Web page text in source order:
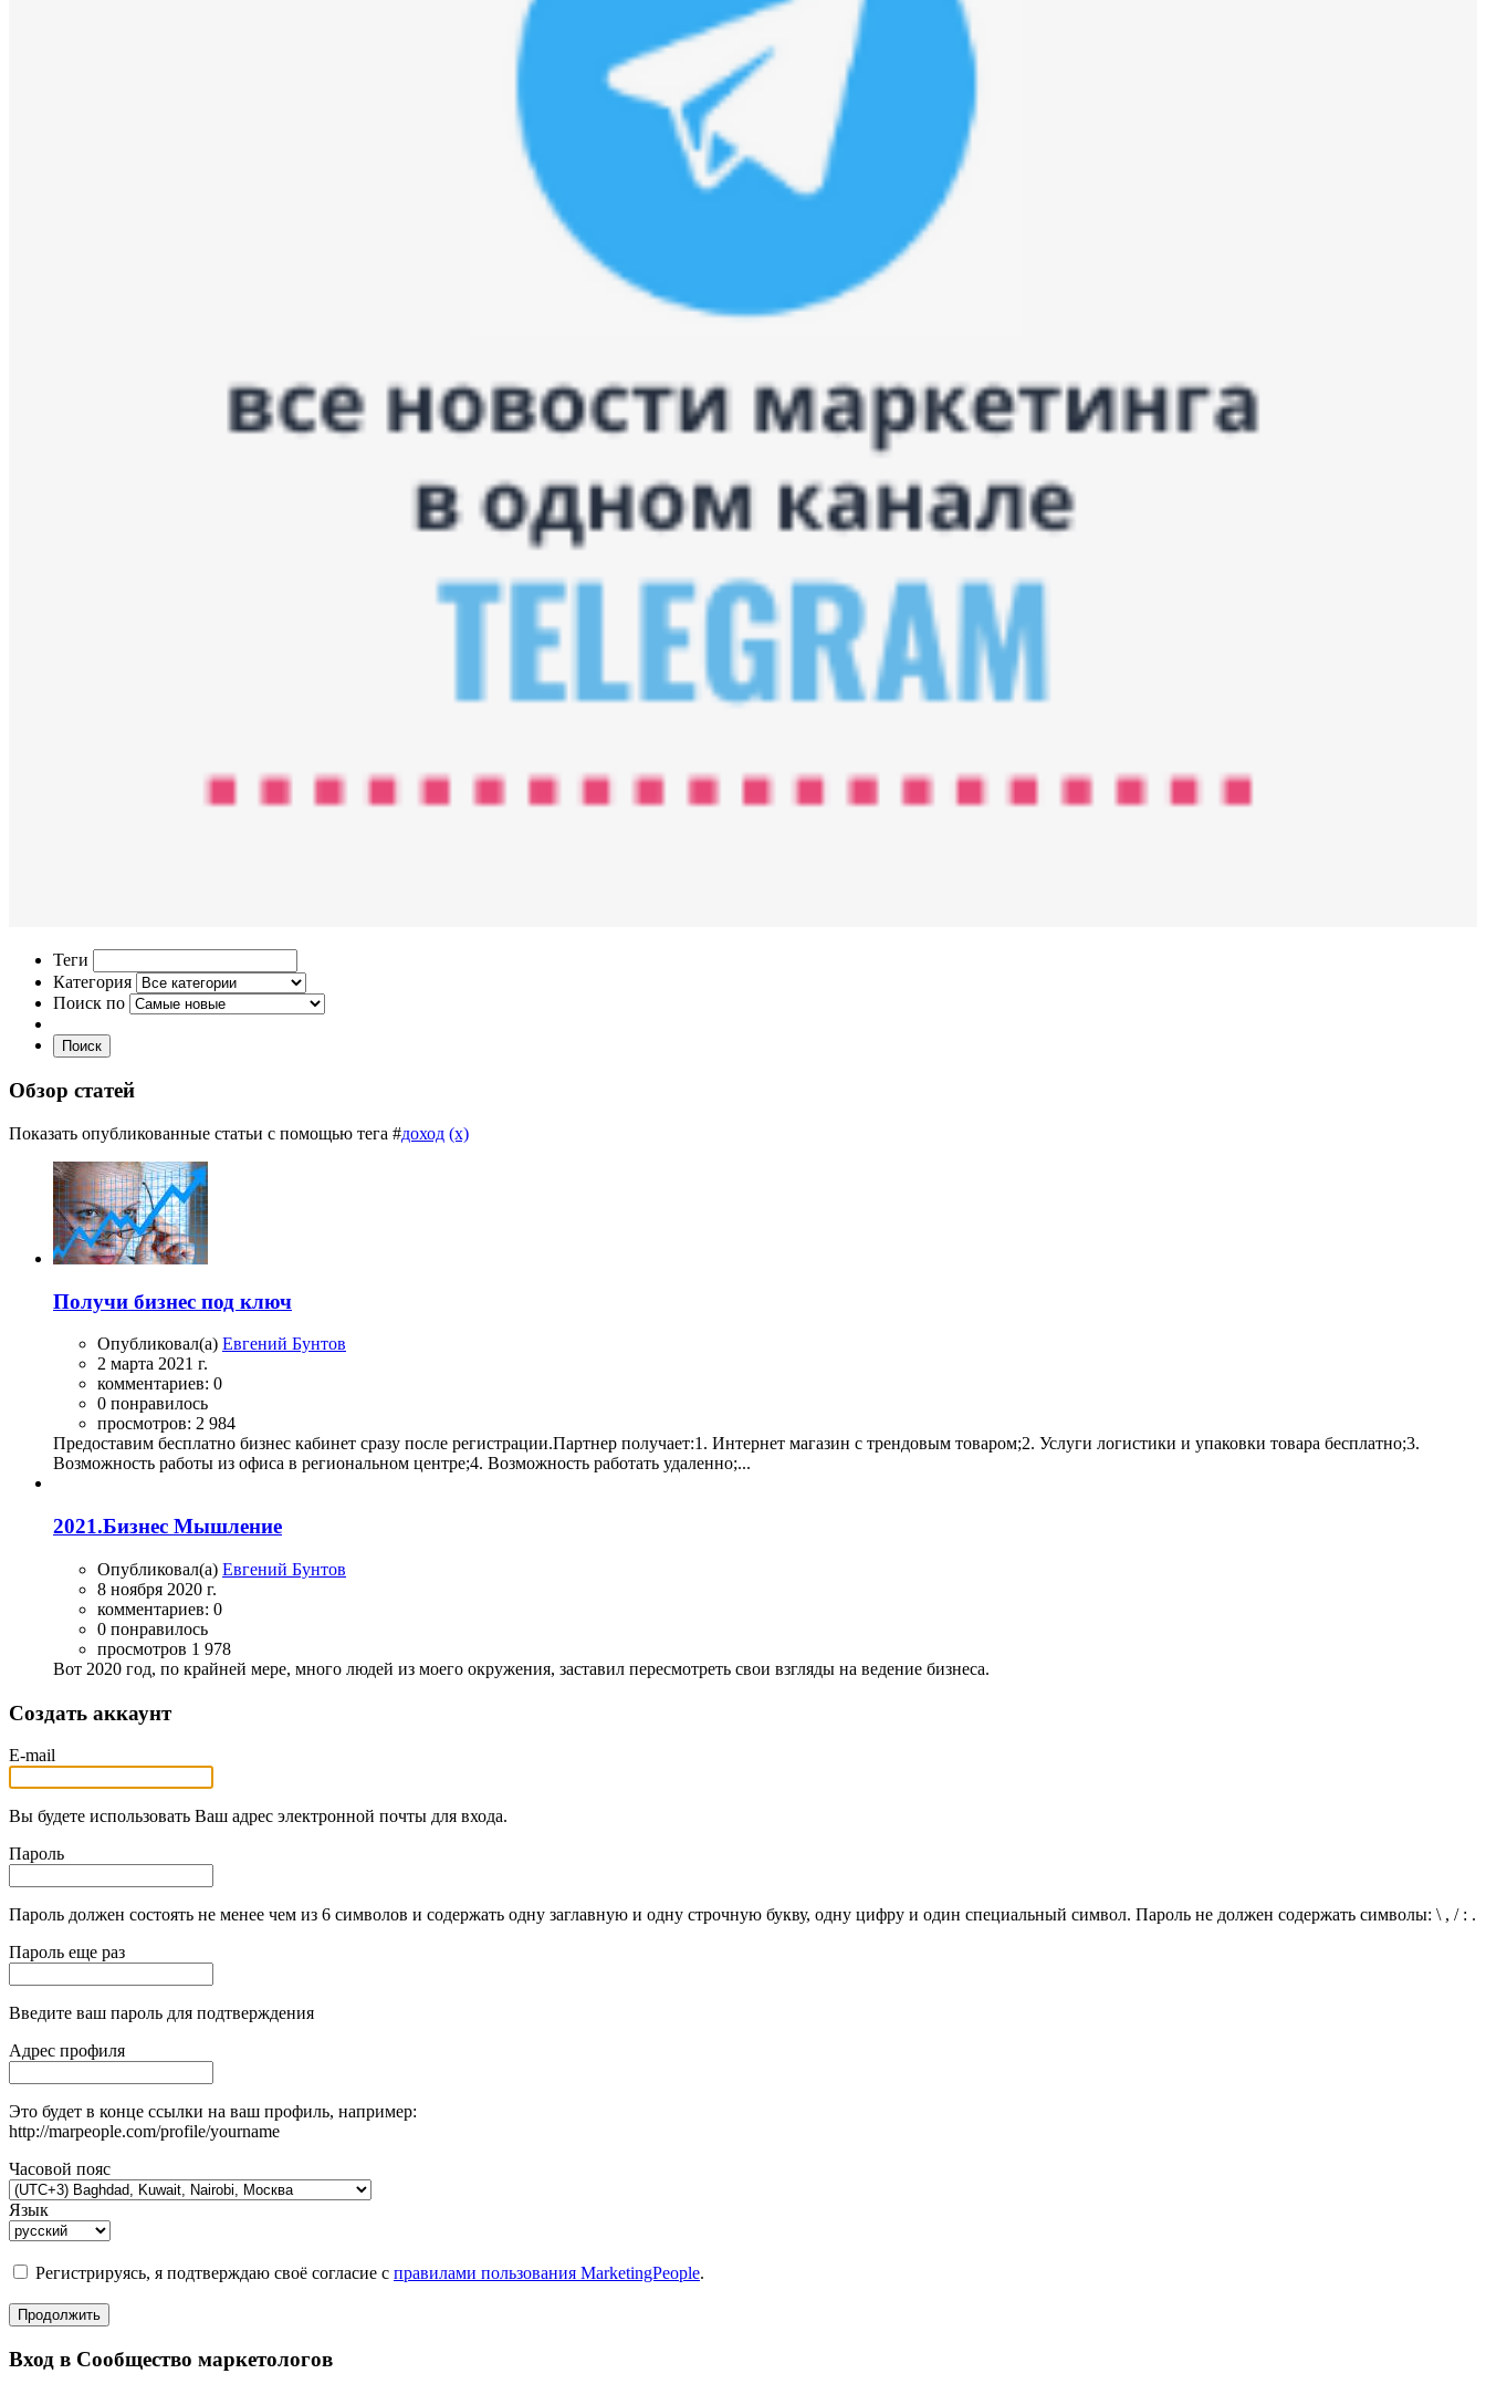
Теги
Категория
Поиск по
Поиск
Обзор статей
Показать опубликованные статьи с помощью тега #доход (x)
Получи бизнес под ключ
Опубликовал(а) Евгений Бунтов
2 марта 2021 г.
комментариев: 0
0 понравилось
просмотров: 2 984
Предоставим бесплатно бизнес кабинет сразу после регистрации.Партнер получает:1. Интернет магазин с трендовым товаром;2. Услуги логистики и упаковки товара бесплатно;3.
Возможность работы из офиса в региональном центре;4. Возможность работать удаленно;...
2021.Бизнес Мышление
Опубликовал(а) Евгений Бунтов
8 ноября 2020 г.
комментариев: 0
0 понравилось
просмотров 1 978
Вот 2020 год, по крайней мере, много людей из моего окружения, заставил пересмотреть свои взгляды на ведение бизнеса.
Создать аккаунт
E-mail
Вы будете использовать Ваш адрес электронной почты для входа.
Пароль
Пароль должен состоять не менее чем из 6 символов и содержать одну заглавную и одну строчную букву, одну цифру и один специальный символ. Пароль не должен содержать символы: \ , / : .
Пароль еще раз
Введите ваш пароль для подтверждения
Адрес профиля
Это будет в конце ссылки на ваш профиль, например:
http://marpeople.com/profile/yourname
Часовой пояс
Язык
Регистрируясь, я подтверждаю своё согласие с правилами пользования MarketingPeople.
Продолжить
Вход в Сообщество маркетологов